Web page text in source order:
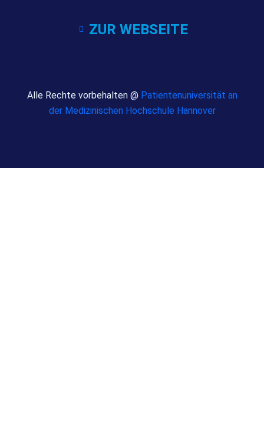
ZUR WEBSEITE
Alle Rechte vorbehalten @ Patientenuniversität an
der Medizinischen Hochschule Hannover